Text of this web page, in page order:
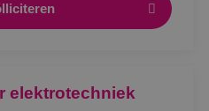
elektrotechniek